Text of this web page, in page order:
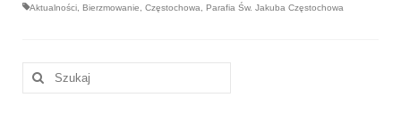
Katecheza parafialna
Niezbędnik Katolika
Aktualności, Bierzmowanie, Częstochowa, Parafia Św. Jakuba Częstochowa
Szuklaj